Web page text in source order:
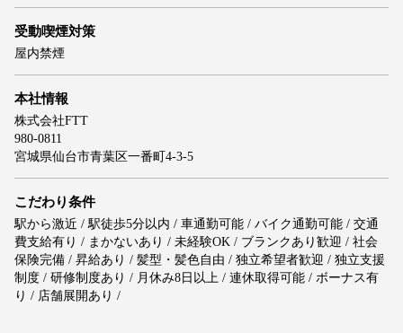
受動喫煙対策
屋内禁煙
本社情報
株式会社FTT
980-0811
宮城県仙台市青葉区一番町4-3-5
こだわり条件
駅から激近 / 駅徒歩5分以内 / 車通勤可能 / バイク通勤可能 / 交通
費支給有り / まかないあり / 未経験OK / ブランクあり歓迎 / 社会
保険完備 / 昇給あり / 髪型・髪色自由 / 独立希望者歓迎 / 独立支援
制度 / 研修制度あり / 月休み8日以上 / 連休取得可能 / ボーナス有
り / 店舗展開あり /